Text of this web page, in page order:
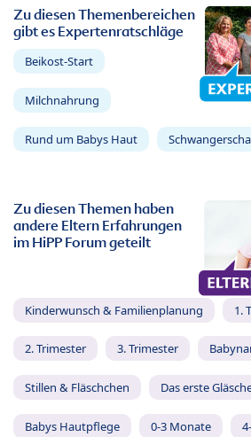
Zu diesen Themenbereichen
gibt es Expertenratschläge
Beikost-Start
Milchnahrung
Rund um Babys Haut
Zu diesen Themen haben
andere Eltern Erfahrungen
im HiPP Forum geteilt
Kinderwunsch & Familienplanung 1.
2. Trimester 3. Trimester
Stillen & Fläschchen Das erste
Babys Hautpflege 0-3 Monate